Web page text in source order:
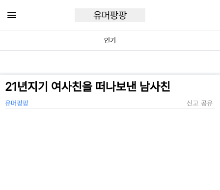
유머팡팡
인기
21년지기 여사친을 떠나보낸 남사친
유머팡팡 신고 공유